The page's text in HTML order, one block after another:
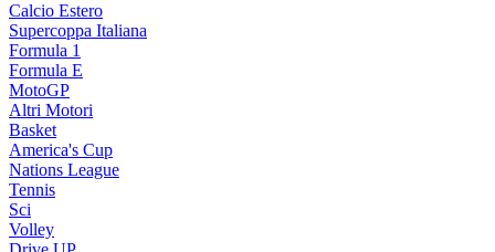
Calcio Estero
Supercoppa Italiana
Formula 1
Formula E
MotoGP
Altri Motori
Basket
America's Cup
Nations League
Tennis
Sci
Volley